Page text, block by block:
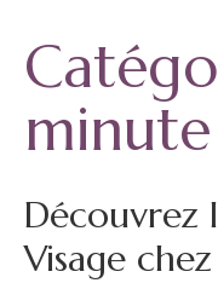
minute
Découvrez
Visage